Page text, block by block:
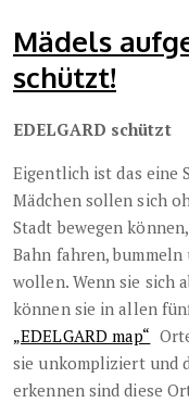
Mädels
schützt!
EDELGARD schützt
Eigentlich ist das eine
Mädchen sollen sich
Stadt bewegen
Bahn fahren,
wollen. Wenn sie sich
können sie in allen
„EDELGARD map“
sie unkompliziert und
erkennen sind diese